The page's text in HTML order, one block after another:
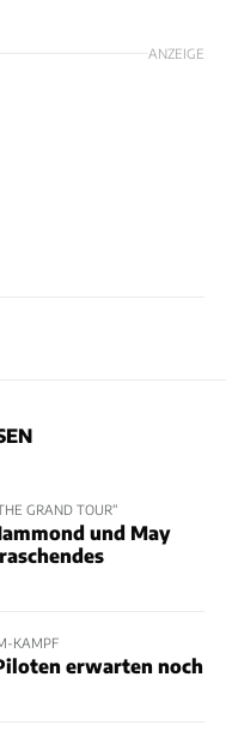
ANZEIGE
GRAND TOUR“
und May
KAMPF
erwarten noch